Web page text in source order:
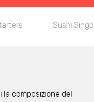
Sushi
la composizione del